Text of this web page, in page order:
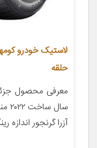
حلقه
آزرا گرنجور اندازه